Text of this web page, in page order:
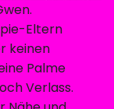
Eltern
keinen
Palme
Verlass.